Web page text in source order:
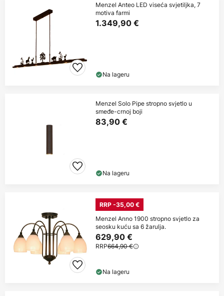
Menzel Anteo LED viseća svjetiljka, 7
motiva farmi
1.349,90 €
Na lageru
Menzel Solo Pipe stropno svjetlo u
smeđe-crnoj boji
83,90 €
Na lageru
RRP -35,00 €
Menzel Anno 1900 stropno svjetlo za
seosku kuću sa 6 žarulja.
629,90 €
RRP664,90 €
Na lageru